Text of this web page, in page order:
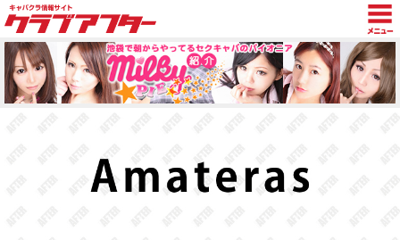
TOP
トピックス
新着情報
キャスト日記